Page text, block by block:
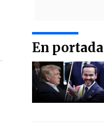
En portada